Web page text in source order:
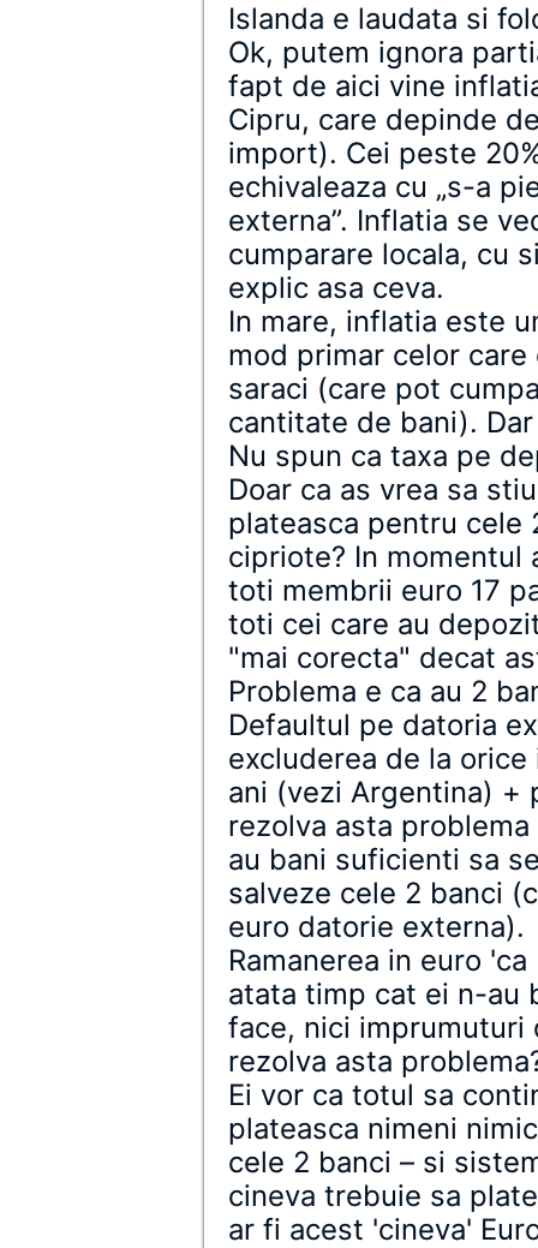
Islanda e laudata si
Ok, putem ignora
fapt de aici vine
Cipru, care depinde
import). Cei peste
echivaleaza cu „s-a
externa”. Inflatia se
cumparare locala, cu
explic asa ceva.
In mare, inflatia este
mod primar celor
saraci (care pot
cantitate de bani).
Nu spun ca taxa pe
Doar ca as vrea sa
plateasca pentru cele
cipriote? In momentul
toti membrii euro 17
toti cei care au
"mai corecta" decat
Problema e ca au 2
Defaultul pe datoria
excluderea de la
ani (vezi Argentina) +
rezolva asta
au bani suficienti sa
salveze cele 2 banci
euro datorie externa).
Ramanerea in euro
atata timp cat ei n-au
face, nici imprumuturi
rezolva asta
Ei vor ca totul sa
plateasca nimeni
cele 2 banci – si
cineva trebuie sa
ar fi acest 'cineva'